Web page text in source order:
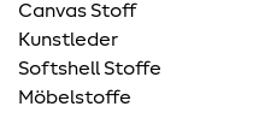
Canvas Stoff
Kunstleder
Softshell Stoffe
Möbelstoffe